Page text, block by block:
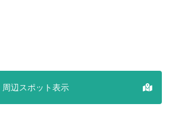
周辺スポット表示